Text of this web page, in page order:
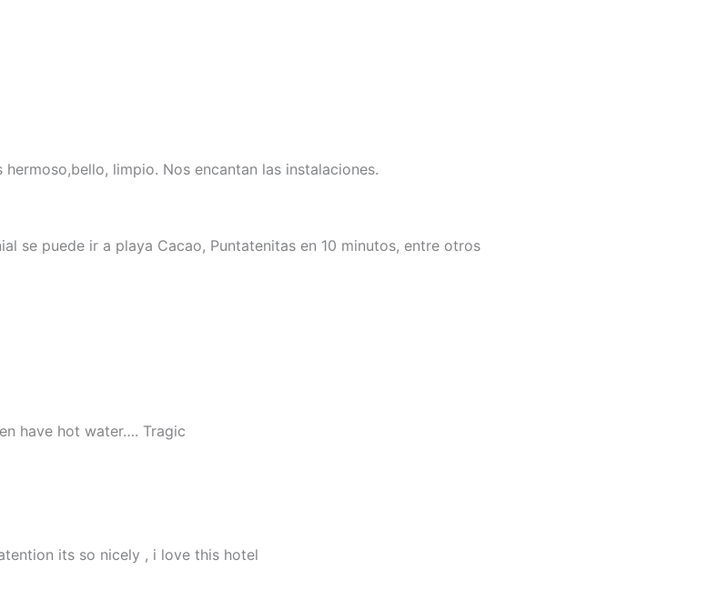
limpio. Nos encantan las instalaciones.
se puede ir a playa Cacao, Puntatenitas en 10 minutos, entre otros
have hot water…. Tragic
its so nicely , i love this hotel